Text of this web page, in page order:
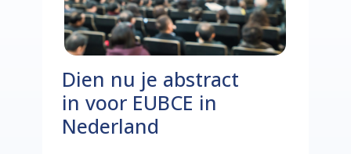
Dien nu je abstract
in voor EUBCE in
Nederland